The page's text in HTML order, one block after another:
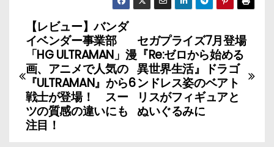
投
稿
ナ
ビ
ゲ
セガプライズ7月登場
『Re:ゼロから始める
異世界生活』ドラゴ
ンドレス姿のベアト
リスがフィギュアと
ぬいぐるみに
【レビュー】バンダ
イベンダー事業部
「HG ULTRAMAN」漫
画、アニメで人気の
『ULTRAMAN』から6
戦士が登場！ スー
ツの質感の違いにも
注目！